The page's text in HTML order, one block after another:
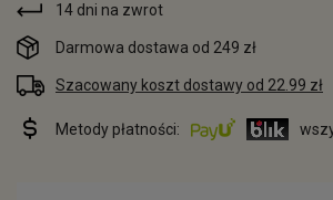
14 dni na zwrot
Darmowa dostawa od 249 zł
Szacowany koszt dostawy od 22.99 zł
Metody płatności: